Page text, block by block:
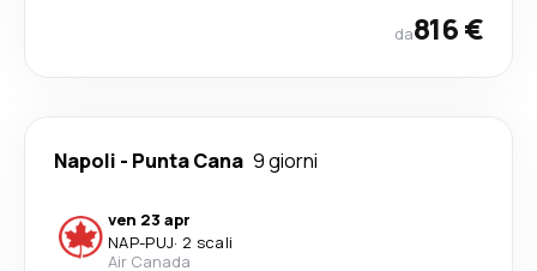
da816 €
Napoli - Punta Cana 9 giorni
ven 23 apr
NAP-PUJ· 2 scali
Air Canada